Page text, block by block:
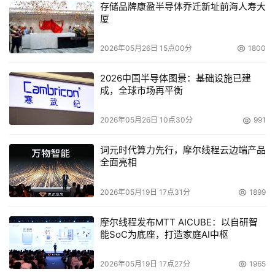
本文来源于DOIT传媒，文章内容仅供参考，不构成投资建议。
存储品牌康盈半导体乔迁新址前海人寿大
厦
2026年05月26日 15点00分 1800
2026中国半导体图景：基础设施已建
成，全球市场再平衡
2026年05月26日 10点30分 991
词元时代算力先行，摩尔线程云边端产品
全面亮相
2026年05月19日 17点31分 1899
摩尔线程发布MTT AICUBE：以自研智
能SoC为底座，打造家庭AI中枢
2026年05月19日 17点27分 1965